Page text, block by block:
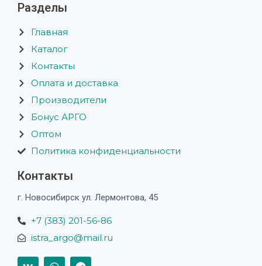
Разделы
Главная
Каталог
Контакты
Оплата и доставка
Производители
Бонус АРГО
Оптом
Политика конфиденциальности
Контакты
г. Новосибирск ул. Лермонтова, 45
+7 (383) 201-56-86
istra_argo@mail.ru